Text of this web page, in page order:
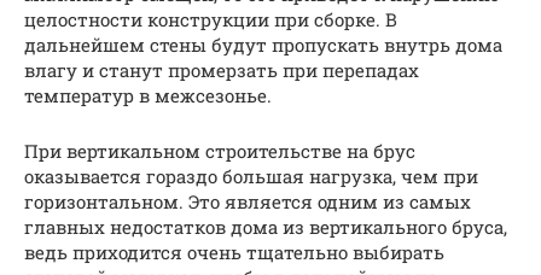
целостности конструкции при сборке. В
дальнейшем стены будут пропускать внутрь дома
влагу и станут промерзать при перепадах
температур в межсезонье.
При вертикальном строительстве на брус
оказывается гораздо большая нагрузка, чем при
горизонтальном. Это является одним из самых
главных недостатков дома из вертикального бруса,
ведь приходится очень тщательно выбирать